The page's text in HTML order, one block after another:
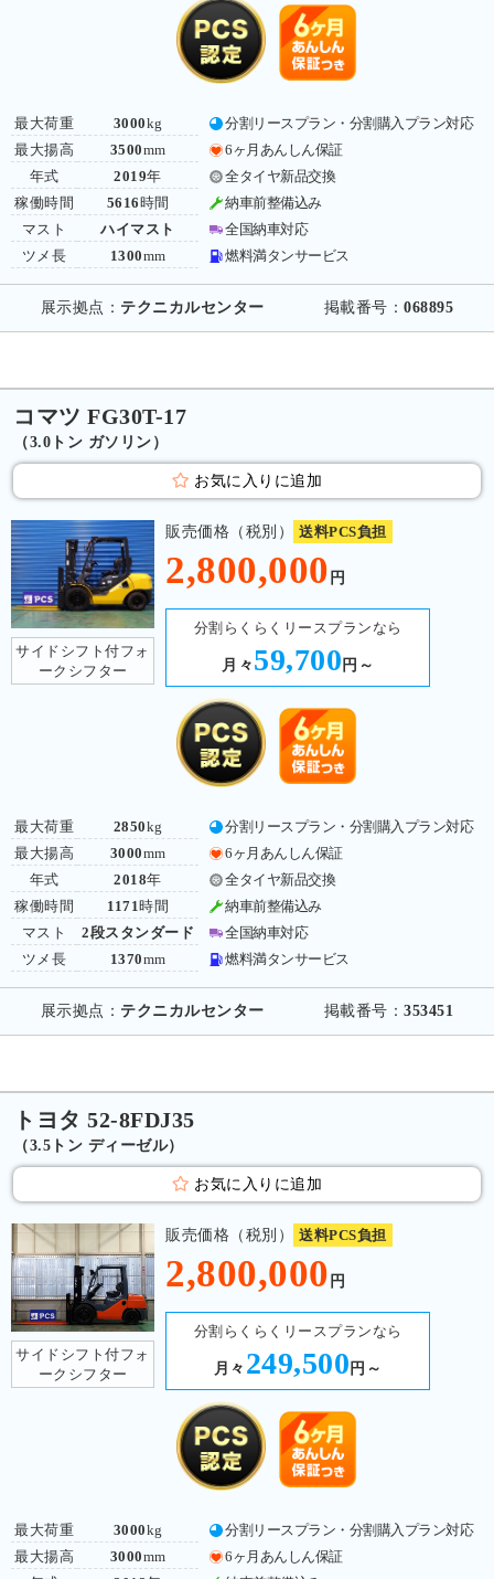
最大荷重
最大揚高
年式
稼働時間
マスト
ツメ長
3000kg
3500mm
2019年
5616 時間
ハイマスト
1300mm
分割リースプラン・分割購入プラン対応
6ヶ月あんしん保証
全タイヤ新品交換
納車前整備込み
全国納車対応
燃料満タンサービス
展示拠点： テクニカルセンター 掲載番号：068895
コマツ FG30T-17
（3.0トン ガソリン）
お気に入りに追加
サイドシフト付フォ
ークシフター
販売価格（税別） 送料PCS負担
2,800,000 円
分割らくらくリースプランなら
月々 59,700 円～
最大荷重
最大揚高
年式
稼働時間
マスト
ツメ長
2850kg
3000mm
2018年
1171時間
2段スタンダード
1370mm
分割リースプラン・分割購入プラン対応
6ヶ月あんしん保証
全タイヤ新品交換
納車前整備込み
全国納車対応
燃料満タンサービス
展示拠点： テクニカルセンター 掲載番号：353451
トヨタ 52-8FDJ35
（3.5トン ディーゼル）
お気に入りに追加
サイドシフト付フォ
ークシフター
販売価格（税別） 送料PCS負担
2,800,000 円
分割らくらくリースプランなら
月々 249,500 円～
最大荷重
最大揚高
3000kg
3000mm
分割リースプラン・分割購入プラン対応
6ヶ月あんしん保証